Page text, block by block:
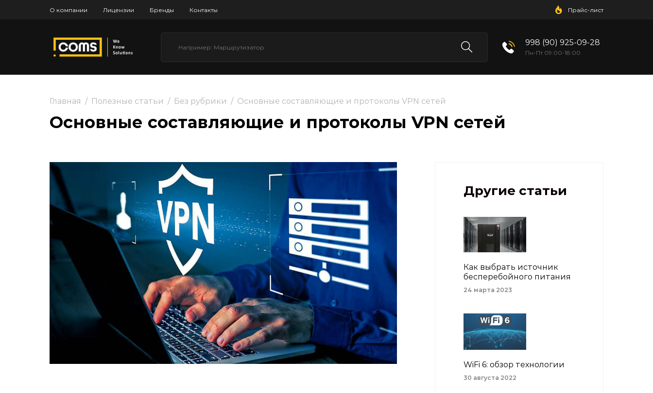
О компании Лицензии Бренды Контакты Прайс-лист
998 (90) 925-09-28
Пн-Пт 09:00-18:00
Главная / Полезные статьи / Без рубрики / Основные составляющие и протоколы VPN сетей
Основные составляющие и протоколы VPN сетей
Другие статьи
Как выбрать источник
бесперебойного питания
24 марта 2023
WiFi 6: обзор технологии
30 августа 2022